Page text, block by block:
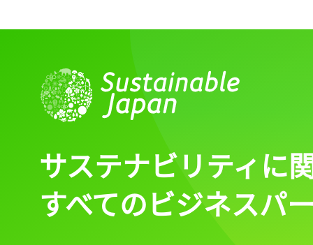
サステナビリティに
すべてのビジネスパ